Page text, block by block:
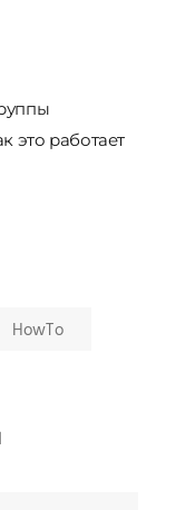
это работает
HowTo